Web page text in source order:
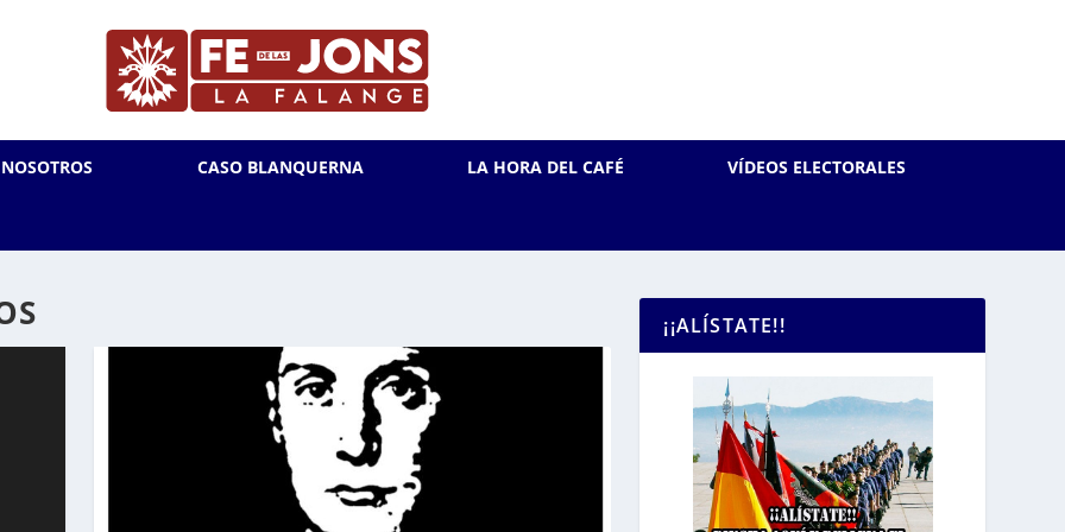
CASO BLANQUERNA LA HORA DEL CAFÉ VÍDEOS ELECTORALES
¡¡ALÍSTATE!!